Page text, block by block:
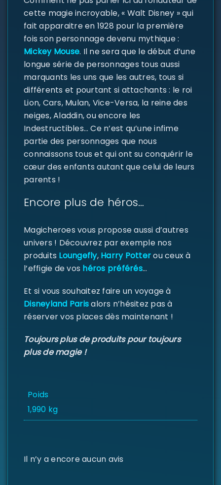
CONNECTER
ou e-mail*
Se souvenir de moi
SE CONNECTER
DE PASSE PERDU ?
cette magie incroyable, « Walt Disney » qui
fait apparaitre en 1928 pour la première
fois son personnage devenu mythique :
Mickey Mouse. Il ne sera que le début d’une
longue série de personnages tous aussi
marquants les uns que les autres, tous si
différents et pourtant si attachants : le roi
Lion, Cars, Mulan, Vice-Versa, la reine des
neiges, Aladdin, ou encore les
Indestructibles… Ce n’est qu’une infime
partie des personnages que nous
connaissons tous et qui ont su conquérir le
cœur des enfants autant que celui de leurs
parents !
Encore plus de héros…
Magicheroes vous propose aussi d’autres
univers ! Découvrez par exemple nos
produits Loungefly,Harry Potterou ceux à
l’effigie de vos héros préférés…
Et si vous souhaitez faire un voyage à
Disneyland Parisalors n’hésitez pas à
réserver vos places dès maintenant !
Toujours plus de produits pour toujours
plus de magie !
Poids
1,990 kg
Il n’y a encore aucun avis